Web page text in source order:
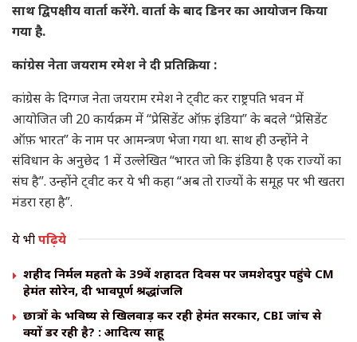
साथ द्विपक्षीय वार्ता करेंगे. वार्ता के बाद डिनर का आयोजन किया
गया है.
कांग्रेस नेता जयराम रमेश ने दी प्रतिक्रिया :
कांग्रेस के दिग्गज नेता जयराम रमेश ने ट्वीट कर राष्ट्रपति भवन में
आयोजित जी 20 कार्यक्रम में “प्रेसिडेंट ऑफ़ इंडिया” के बदले “प्रेसिडेंट
ऑफ़ भारत” के नाम पर आमन्त्रण भेजा गया था. साथ ही उन्होंने ने
संविधान के अनुछेद 1 में उल्लेखित “भारत जो कि इंडिया है एक राज्यों का
संघ है”. उन्होंने ट्वीट कर ये भी कहा “अब तो राज्यों के समूह पर भी खतरा
मंडरा रहा है”.
ये भीपढ़िये
शहीद निर्मल महतो के 39वें शहादत दिवस पर जमशेदपुर पहुंचे CM
हेमंत सोरेन, दी भावपूर्ण श्रद्धांजलि
छात्रों के भविष्य से खिलवाड़ कर रही हेमंत सरकार, CBI जांच से
क्यों डर रही है? : आदित्य साहू